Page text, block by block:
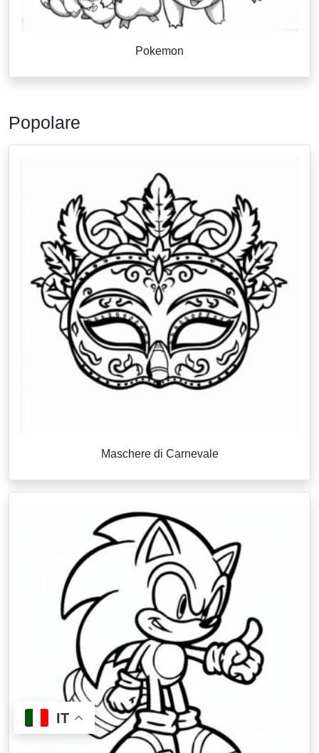
Pokemon
Popolare
Maschere di Carnevale
IT